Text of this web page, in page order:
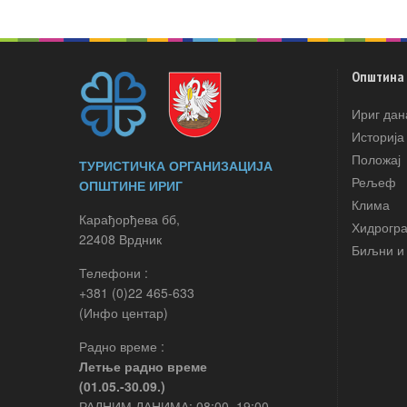
ТУРИСТИЧКА ОРГАНИЗАЦИЈА
ОПШТИНЕ ИРИГ
Карађорђева бб,
22408 Врдник
Телефони :
+381 (0)22 465-633
(Инфо центар)
Радно време :
Летње радно време
(01.05.-30.09.)
Општина
Ириг
Историја
Положај
Рељеф
Клима
Биљни и